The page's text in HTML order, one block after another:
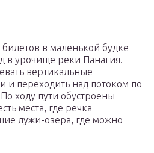
в маленькой будке
в урочище реки Панагия.
вертикальные
и переходить над потоком по
ходу пути обустроены
места, где речка
лужи-озера, где можно